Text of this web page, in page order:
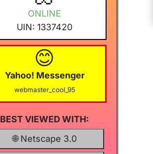
ONLINE
UIN: 1337420
😊
Yahoo! Messenger
webmaster_cool_95
BEST VIEWED WITH:
🌐Netscape 3.0